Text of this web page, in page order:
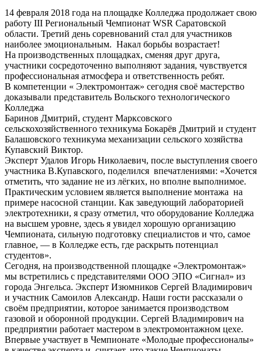
14 февраля 2018 года на площадке Колледжа продолжает свою
работу III Региональный Чемпионат WSR Саратовской
области. Третий день соревнований стал для участников
наиболее эмоциональным. Накал борьбы возрастает!
На производственных площадках, сменяя друг друга,
участники сосредоточенно выполняют задания, чувствуется
профессиональная атмосфера и ответственность ребят.
В компетенции « Электромонтаж» сегодня своё мастерство
доказывали представитель Вольского технологического
Колледжа
Баринов Дмитрий, студент Марксовского
сельскохозяйственного техникума Бокарёв Дмитрий и студент
Балашовского техникума механизации сельского хозяйства
Купавский Виктор.
Эксперт Удалов Игорь Николаевич, после выступления своего
участника В.Купавского, поделился впечатлениями: «Хочется
отметить, что задание не из лёгких, но вполне выполнимое.
Практическим условием является выполнение монтажа на
примере насосной станции. Как заведующий лабораторией
электротехники, я сразу отметил, что оборудование Колледжа
на высшем уровне, здесь я увидел хорошую организацию
Чемпионата, сильную подготовку специалистов и что, самое
главное, — в Колледже есть, где раскрыть потенциал
студентов».
Сегодня, на производственной площадке «Электромонтаж»
мы встретились с представителями ООО ЭПО «Сигнал» из
города Энгельса. Эксперт Изюмников Сергей Владимирович
и участник Самоилов Александр. Наши гости рассказали о
своём предприятии, которое занимается производством
газовой и оборонной продукции. Сергей Владимирович на
предприятии работает мастером в электромонтажном цехе.
Впервые участвует в Чемпионате «Молодые профессионалы»